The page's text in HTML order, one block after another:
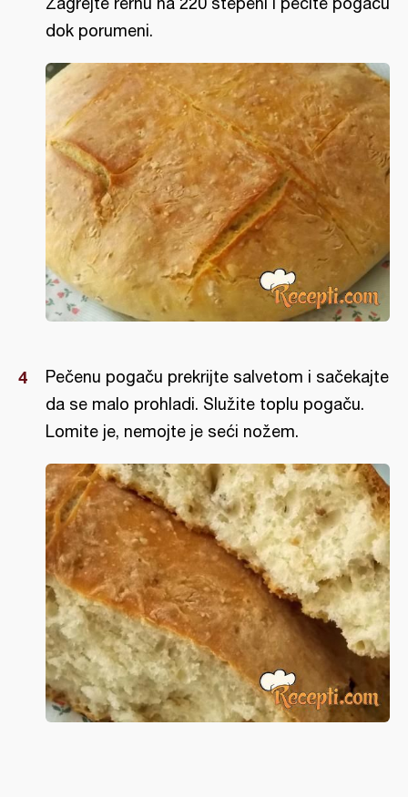
dok porumeni.
Pečenu pogaču prekrijte salvetom i sačekajte
da se malo prohladi. Služite toplu pogaču.
Lomite je, nemojte je seći nožem.